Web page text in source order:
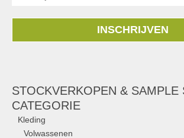
INSCHRIJVEN
STOCKVERKOPEN & SAMPLE
CATEGORIE
Kleding
Volwassenen